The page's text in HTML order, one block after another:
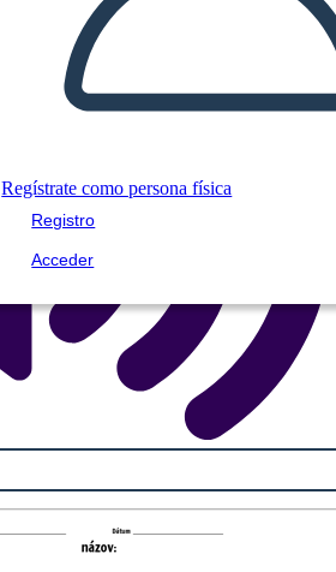
Regístrate como persona física
Registro
Acceder